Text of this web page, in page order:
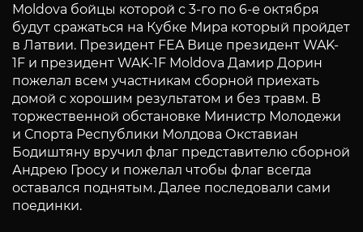
Moldova бойцы которой с 3-го по 6-е октября
будут сражаться на Кубке Мира который пройдет
в Латвии. Президент FEA Вице президент WAK-
1F и президент WAK-1F Moldova Дамир Дорин
пожелал всем участникам сборной приехать
домой с хорошим результатом и без травм. В
торжественной обстановке Министр Молодежи
и Спорта Республики Молдова Окставиан
Бодиштяну вручил флаг представителю сборной
Андрею Гросу и пожелал чтобы флаг всегда
оставался поднятым. Далее последовали сами
поединки.